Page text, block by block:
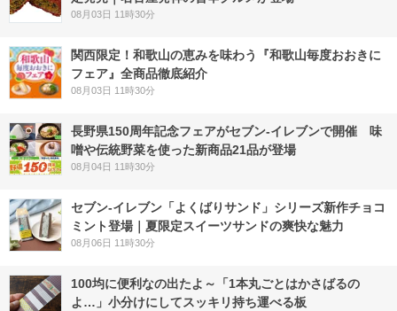
08月03日 11時30分
関西限定！和歌山の恵みを味わう『和歌山毎度おおきに
フェア』全商品徹底紹介
08月03日 11時30分
長野県150周年記念フェアがセブン-イレブンで開催 味
噌や伝統野菜を使った新商品21品が登場
08月04日 11時30分
セブン‐イレブン「よくばりサンド」シリーズ新作チョコ
ミント登場｜夏限定スイーツサンドの爽快な魅力
08月06日 11時30分
100均に便利なの出たよ～「1本丸ごとはかさばるの
よ…」小分けにしてスッキリ持ち運べる板